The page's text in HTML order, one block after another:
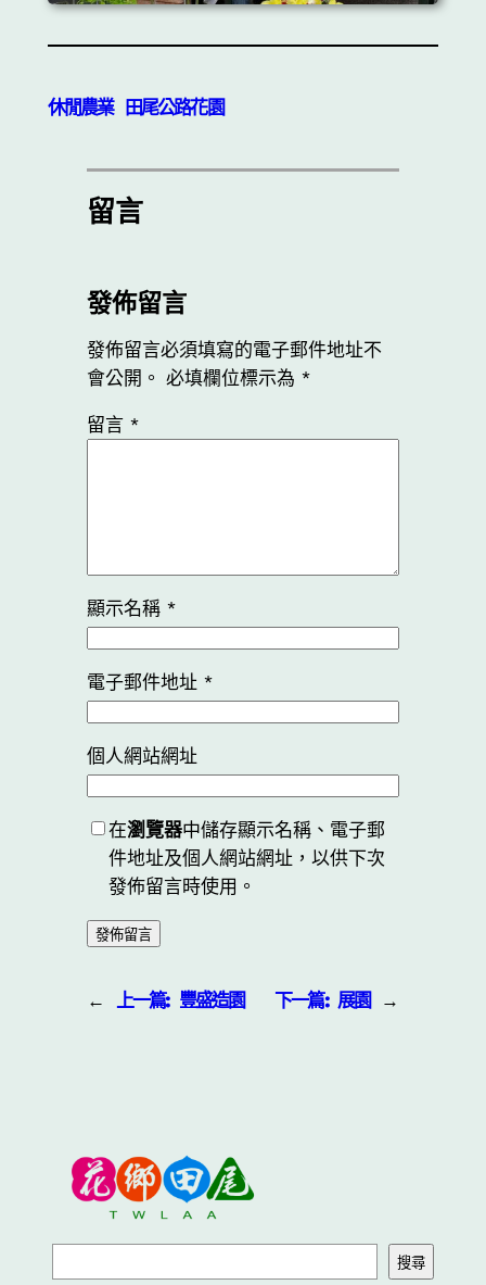
休閒農業 田尾公路花園
留言
發佈留言
發佈留言必須填寫的電子郵件地址不
會公開。 必填欄位標示為 *
留言 *
顯示名稱 *
電子郵件地址 *
個人網站網址
在瀏覽器中儲存顯示名稱、電子郵
件地址及個人網站網址，以供下次
發佈留言時使用。
← 上一篇: 豐盛造園 下一篇: 展園 →
搜尋